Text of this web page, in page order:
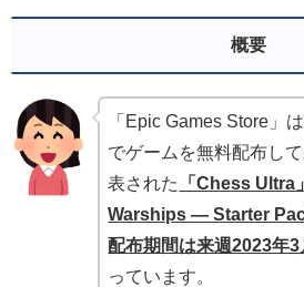
概要
「Epic Games Store」
でゲームを無料配布し
表された
「Chess
Warships — Starter
配布期間は来週2023年3
っています。